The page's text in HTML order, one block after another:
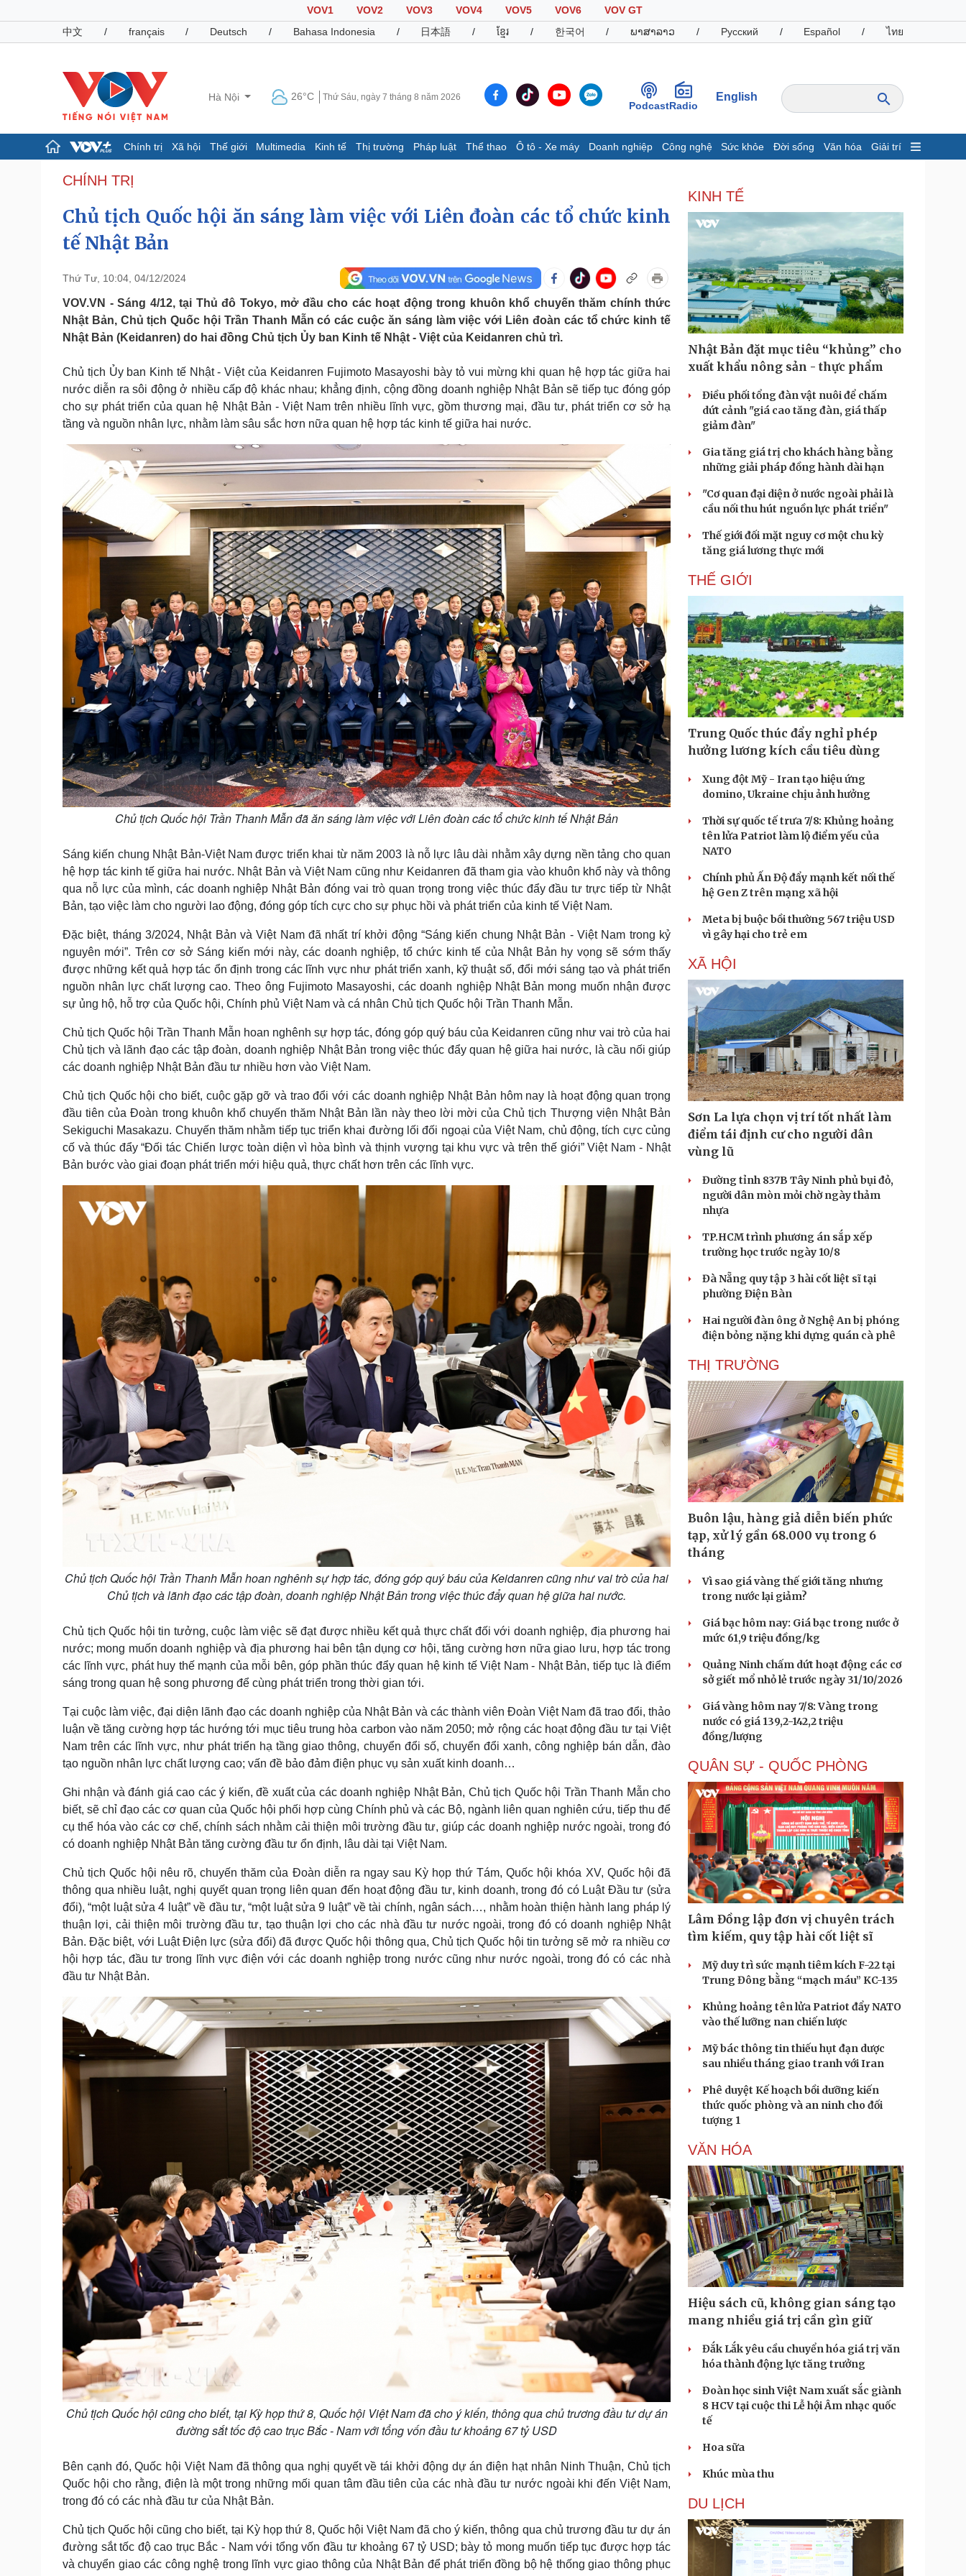
VOV1 VOV2 VOV3 VOV4 VOV5 VOV6
VOV GT
中文
/ français / Deutsch / Bahasa Indonesia / 日本語 / ខ្មែរ / 한국어 / ພາສາລາວ / Русский / Español / ไทย
Hà Nội 26°C Thứ Sáu, ngày 7 tháng 8 năm 2026
PodcastRadio
English
Chính trị Xã hội Thế giới Multimedia Kinh tế Thị trường Pháp luật Thể thao Ô tô - Xe máy Doanh nghiệp Công nghệ Sức khỏe Đời sống Văn hóa Giải trí
Chính trị
Tổ chức nhân sự
Quốc hội
Nhận diện sự thật
Dự báo thời tiết
Giáo dục
Cuộc sống đó đây
Hồ sơ
Ảnh
E-Magazine
Bất động sản
Khởi nghiệp
Tiêu dùng
Tỷ giá
Chứng khoán
Giá cà phê
Pháp luật
Vụ án
Tin nóng
Tư vấn luật
Quân sự - Quốc phòng
Vũ khí
Việt Nam
Phân tích
Thể thao
Bóng đá
Lịch thi đấu bóng đá
Thế giới thể thao
Hậu trường
Ô tô - Xe máy
Ô tô
Tư vấn
Doanh nghiệp
Thông tin doanh nghiệp
Doanh nghiệp 24h
Doanh nhân
Công nghệ
Sành điệu
Tin Công nghệ
Trải nghiệm
Chuyển đổi số
Sức khỏe
Dinh dưỡng - món ngon
Sản phụ khoa
Nhi khoa
Nam khoa
Làm đẹp - giảm cân
Phòng mạch online
Ăn sạch sống khỏe
Đời sống
Nhà đẹp
Tình yêu - Gia đình
Văn hóa
Sân khấu - Điện ảnh
Âm nhạc
Di sản
Giải trí
Nghệ sĩ
Du lịch
Podcast
Câu chuyện thời sự
Cửa sổ tình yêu
Kể chuyện cho bé
Cải chính
CHÍNH TRỊ
Chủ tịch Quốc hội ăn sáng làm việc với Liên đoàn các tổ chức kinh
tế Nhật Bản
Thứ Tư, 10:04, 04/12/2024
VOV.VN - Sáng 4/12, tại Thủ đô Tokyo, mở đầu cho các hoạt động trong khuôn khổ chuyến thăm chính thức
Nhật Bản, Chủ tịch Quốc hội Trần Thanh Mẫn có các cuộc ăn sáng làm việc với Liên đoàn các tổ chức kinh tế
Nhật Bản (Keidanren) do hai đồng Chủ tịch Ủy ban Kinh tế Nhật - Việt của Keidanren chủ trì.
Chủ tịch Ủy ban Kinh tế Nhật - Việt của Keidanren Fujimoto Masayoshi bày tỏ vui mừng khi quan hệ hợp tác giữa hai
nước diễn ra sôi động ở nhiều cấp độ khác nhau; khẳng định, cộng đồng doanh nghiệp Nhật Bản sẽ tiếp tục đóng góp
cho sự phát triển của quan hệ Nhật Bản - Việt Nam trên nhiều lĩnh vực, gồm thương mại, đầu tư, phát triển cơ sở hạ
tầng và nguồn nhân lực, nhằm làm sâu sắc hơn nữa quan hệ hợp tác kinh tế giữa hai nước.
Chủ tịch Quốc hội Trần Thanh Mẫn đã ăn sáng làm việc với Liên đoàn các tổ chức kinh tế Nhật Bản
Sáng kiến chung Nhật Bản-Việt Nam được triển khai từ năm 2003 là nỗ lực lâu dài nhằm xây dựng nền tảng cho quan
hệ hợp tác kinh tế giữa hai nước. Nhật Bản và Việt Nam cũng như Keidanren đã tham gia vào khuôn khổ này và thông
qua nỗ lực của mình, các doanh nghiệp Nhật Bản đóng vai trò quan trọng trong việc thúc đẩy đầu tư trực tiếp từ Nhật
Bản, tạo việc làm cho người lao động, đóng góp tích cực cho sự phục hồi và phát triển của kinh tế Việt Nam.
Đặc biệt, tháng 3/2024, Nhật Bản và Việt Nam đã nhất trí khởi động “Sáng kiến chung Nhật Bản - Việt Nam trong kỷ
nguyên mới”. Trên cơ sở Sáng kiến mới này, các doanh nghiệp, tổ chức kinh tế của Nhật Bản hy vọng sẽ sớm thấy
được những kết quả hợp tác ổn định trong các lĩnh vực như phát triển xanh, kỹ thuật số, đổi mới sáng tạo và phát triển
nguồn nhân lực chất lượng cao. Theo ông Fujimoto Masayoshi, các doanh nghiệp Nhật Bản mong muốn nhận được
sự ủng hộ, hỗ trợ của Quốc hội, Chính phủ Việt Nam và cá nhân Chủ tịch Quốc hội Trần Thanh Mẫn.
Chủ tịch Quốc hội Trần Thanh Mẫn hoan nghênh sự hợp tác, đóng góp quý báu của Keidanren cũng như vai trò của hai
Chủ tịch và lãnh đạo các tập đoàn, doanh nghiệp Nhật Bản trong việc thúc đẩy quan hệ giữa hai nước, là cầu nối giúp
các doanh nghiệp Nhật Bản đầu tư nhiều hơn vào Việt Nam.
Chủ tịch Quốc hội cho biết, cuộc gặp gỡ và trao đổi với các doanh nghiệp Nhật Bản hôm nay là hoạt động quan trọng
đầu tiên của Đoàn trong khuôn khổ chuyến thăm Nhật Bản lần này theo lời mời của Chủ tịch Thượng viện Nhật Bản
Sekiguchi Masakazu. Chuyến thăm nhằm tiếp tục triển khai đường lối đối ngoại của Việt Nam, chủ động, tích cực củng
cố và thúc đẩy “Đối tác Chiến lược toàn diện vì hòa bình và thịnh vượng tại khu vực và trên thế giới” Việt Nam - Nhật
Bản bước vào giai đoạn phát triển mới hiệu quả, thực chất hơn trên các lĩnh vực.
Chủ tịch Quốc hội Trần Thanh Mẫn hoan nghênh sự hợp tác, đóng góp quý báu của Keidanren cũng như vai trò của hai
Chủ tịch và lãnh đạo các tập đoàn, doanh nghiệp Nhật Bản trong việc thúc đẩy quan hệ giữa hai nước.
Chủ tịch Quốc hội tin tưởng, cuộc làm việc sẽ đạt được nhiều kết quả thực chất đối với doanh nghiệp, địa phương hai
nước; mong muốn doanh nghiệp và địa phương hai bên tận dụng cơ hội, tăng cường hơn nữa giao lưu, hợp tác trong
các lĩnh vực, phát huy thế mạnh của mỗi bên, góp phần thúc đẩy quan hệ kinh tế Việt Nam - Nhật Bản, tiếp tục là điểm
sáng trong quan hệ song phương để cùng phát triển trong thời gian tới.
Tại cuộc làm việc, đại diện lãnh đạo các doanh nghiệp của Nhật Bản và các thành viên Đoàn Việt Nam đã trao đổi, thảo
luận về tăng cường hợp tác hướng tới mục tiêu trung hòa carbon vào năm 2050; mở rộng các hoạt động đầu tư tại Việt
Nam trên các lĩnh vực, như phát triển hạ tầng giao thông, chuyển đổi số, chuyển đổi xanh, công nghiệp bán dẫn, đào
tạo nguồn nhân lực chất lượng cao; vấn đề bảo đảm điện phục vụ sản xuất kinh doanh…
Ghi nhận và đánh giá cao các ý kiến, đề xuất của các doanh nghiệp Nhật Bản, Chủ tịch Quốc hội Trần Thanh Mẫn cho
biết, sẽ chỉ đạo các cơ quan của Quốc hội phối hợp cùng Chính phủ và các Bộ, ngành liên quan nghiên cứu, tiếp thu để
cụ thể hóa vào các cơ chế, chính sách nhằm cải thiện môi trường đầu tư, giúp các doanh nghiệp nước ngoài, trong đó
có doanh nghiệp Nhật Bản tăng cường đầu tư ổn định, lâu dài tại Việt Nam.
Chủ tịch Quốc hội nêu rõ, chuyến thăm của Đoàn diễn ra ngay sau Kỳ họp thứ Tám, Quốc hội khóa XV, Quốc hội đã
thông qua nhiều luật, nghị quyết quan trọng liên quan đến hoạt động đầu tư, kinh doanh, trong đó có Luật Đầu tư (sửa
đổi), “một luật sửa 4 luật” về đầu tư, “một luật sửa 9 luật” về tài chính, ngân sách…, nhằm hoàn thiện hành lang pháp lý
thuận lợi, cải thiện môi trường đầu tư, tạo thuận lợi cho các nhà đầu tư nước ngoài, trong đó có doanh nghiệp Nhật
Bản. Đặc biệt, với Luật Điện lực (sửa đổi) đã được Quốc hội thông qua, Chủ tịch Quốc hội tin tưởng sẽ mở ra nhiều cơ
hội hợp tác, đầu tư trong lĩnh vực điện với các doanh nghiệp trong nước cũng như nước ngoài, trong đó có các nhà
đầu tư Nhật Bản.
Chủ tịch Quốc hội cũng cho biết, tại Kỳ họp thứ 8, Quốc hội Việt Nam đã cho ý kiến, thông qua chủ trương đầu tư dự án
đường sắt tốc độ cao trục Bắc - Nam với tổng vốn đầu tư khoảng 67 tỷ USD
Bên cạnh đó, Quốc hội Việt Nam đã thông qua nghị quyết về tái khởi động dự án điện hạt nhân Ninh Thuận, Chủ tịch
Quốc hội cho rằng, điện là một trong những mối quan tâm đầu tiên của các nhà đầu tư nước ngoài khi đến Việt Nam,
trong đó có các nhà đầu tư của Nhật Bản.
Chủ tịch Quốc hội cũng cho biết, tại Kỳ họp thứ 8, Quốc hội Việt Nam đã cho ý kiến, thông qua chủ trương đầu tư dự án
đường sắt tốc độ cao trục Bắc - Nam với tổng vốn đầu tư khoảng 67 tỷ USD; bày tỏ mong muốn tiếp tục được hợp tác
và chuyển giao các công nghệ trong lĩnh vực giao thông của Nhật Bản để phát triển đồng bộ hệ thống giao thông phục
KINH TẾ
Nhật Bản đặt mục tiêu “khủng” cho
xuất khẩu nông sản - thực phẩm
Điều phối tổng đàn vật nuôi để chấm
dứt cảnh "giá cao tăng đàn, giá thấp
giảm đàn"
Gia tăng giá trị cho khách hàng bằng
những giải pháp đồng hành dài hạn
"Cơ quan đại diện ở nước ngoài phải là
cầu nối thu hút nguồn lực phát triển"
Thế giới đối mặt nguy cơ một chu kỳ
tăng giá lương thực mới
THẾ GIỚI
Trung Quốc thúc đẩy nghỉ phép
hưởng lương kích cầu tiêu dùng
Xung đột Mỹ - Iran tạo hiệu ứng
domino, Ukraine chịu ảnh hưởng
Thời sự quốc tế trưa 7/8: Khủng hoảng
tên lửa Patriot làm lộ điểm yếu của
NATO
Chính phủ Ấn Độ đẩy mạnh kết nối thế
hệ Gen Z trên mạng xã hội
Meta bị buộc bồi thường 567 triệu USD
vì gây hại cho trẻ em
XÃ HỘI
Sơn La lựa chọn vị trí tốt nhất làm
điểm tái định cư cho người dân
vùng lũ
Đường tỉnh 837B Tây Ninh phủ bụi đỏ,
người dân mòn mỏi chờ ngày thảm
nhựa
TP.HCM trình phương án sắp xếp
trường học trước ngày 10/8
Đà Nẵng quy tập 3 hài cốt liệt sĩ tại
phường Điện Bàn
Hai người đàn ông ở Nghệ An bị phóng
điện bỏng nặng khi dựng quán cà phê
THỊ TRƯỜNG
Buôn lậu, hàng giả diễn biến phức
tạp, xử lý gần 68.000 vụ trong 6
tháng
Vì sao giá vàng thế giới tăng nhưng
trong nước lại giảm?
Giá bạc hôm nay: Giá bạc trong nước ở
mức 61,9 triệu đồng/kg
Quảng Ninh chấm dứt hoạt động các cơ
sở giết mổ nhỏ lẻ trước ngày 31/10/2026
Giá vàng hôm nay 7/8: Vàng trong
nước có giá 139,2-142,2 triệu
đồng/lượng
QUÂN SỰ - QUỐC PHÒNG
Lâm Đồng lập đơn vị chuyên trách
tìm kiếm, quy tập hài cốt liệt sĩ
Mỹ duy trì sức mạnh tiêm kích F-22 tại
Trung Đông bằng “mạch máu” KC-135
Khủng hoảng tên lửa Patriot đẩy NATO
vào thế lưỡng nan chiến lược
Mỹ bác thông tin thiếu hụt đạn dược
sau nhiều tháng giao tranh với Iran
Phê duyệt Kế hoạch bồi dưỡng kiến
thức quốc phòng và an ninh cho đối
tượng 1
VĂN HÓA
Hiệu sách cũ, không gian sáng tạo
mang nhiều giá trị cần gìn giữ
Đắk Lắk yêu cầu chuyển hóa giá trị văn
hóa thành động lực tăng trưởng
Đoàn học sinh Việt Nam xuất sắc giành
8 HCV tại cuộc thi Lễ hội Âm nhạc quốc
tế
Hoa sữa
Khúc mùa thu
DU LỊCH